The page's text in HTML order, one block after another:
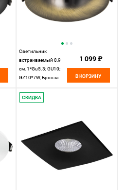
Светильник
встраиваемый 8,9
см, 1*Gu5.3; GU10;
GZ10*7W, Бронза
010021
1 099 ₽
В КОРЗИНУ
СКИДКА